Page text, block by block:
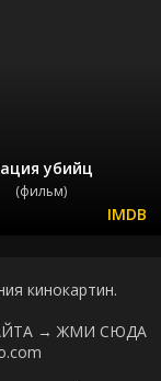
убийц
(фильм)
кинокартин.
→ ЖМИ СЮДА